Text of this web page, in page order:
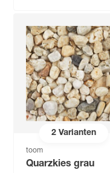
2Varianten
toom
Quarzkies grau